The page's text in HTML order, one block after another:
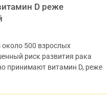
D реже
около 500 взрослых
риск развития рака
принимают витамин D, реже